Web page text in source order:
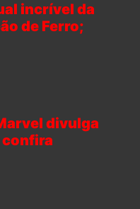
incrível da
de Ferro;
divulga
confira